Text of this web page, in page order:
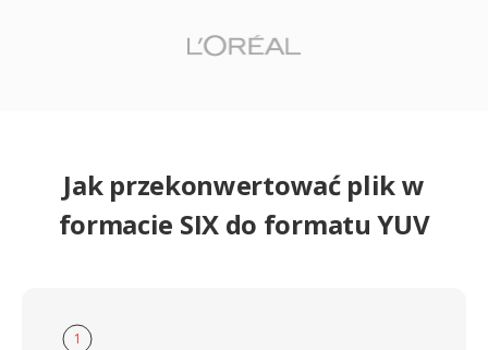
Jak przekonwertować plik w
formacie SIX do formatu YUV
1